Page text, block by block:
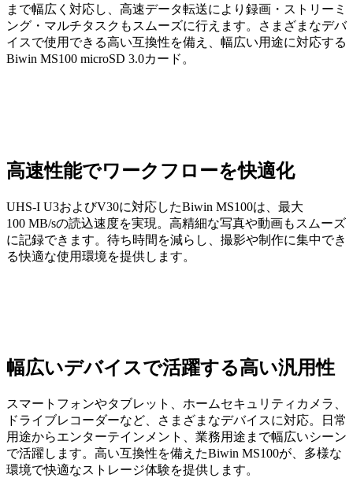
まで幅広く対応し、高速データ転送により録画・ストリーミ
ング・マルチタスクもスムーズに行えます。さまざまなデバ
イスで使用できる高い互換性を備え、幅広い用途に対応する
Biwin MS100 microSD 3.0カード。
高速性能でワークフローを快適化
UHS-I U3およびV30に対応したBiwin MS100は、最大
100 MB/sの読込速度を実現。高精細な写真や動画もスムーズ
に記録できます。待ち時間を減らし、撮影や制作に集中でき
る快適な使用環境を提供します。
幅広いデバイスで活躍する高い汎用性
スマートフォンやタブレット、ホームセキュリティカメラ、
ドライブレコーダーなど、さまざまなデバイスに対応。日常
用途からエンターテインメント、業務用途まで幅広いシーン
で活躍します。高い互換性を備えたBiwin MS100が、多様な
環境で快適なストレージ体験を提供します。